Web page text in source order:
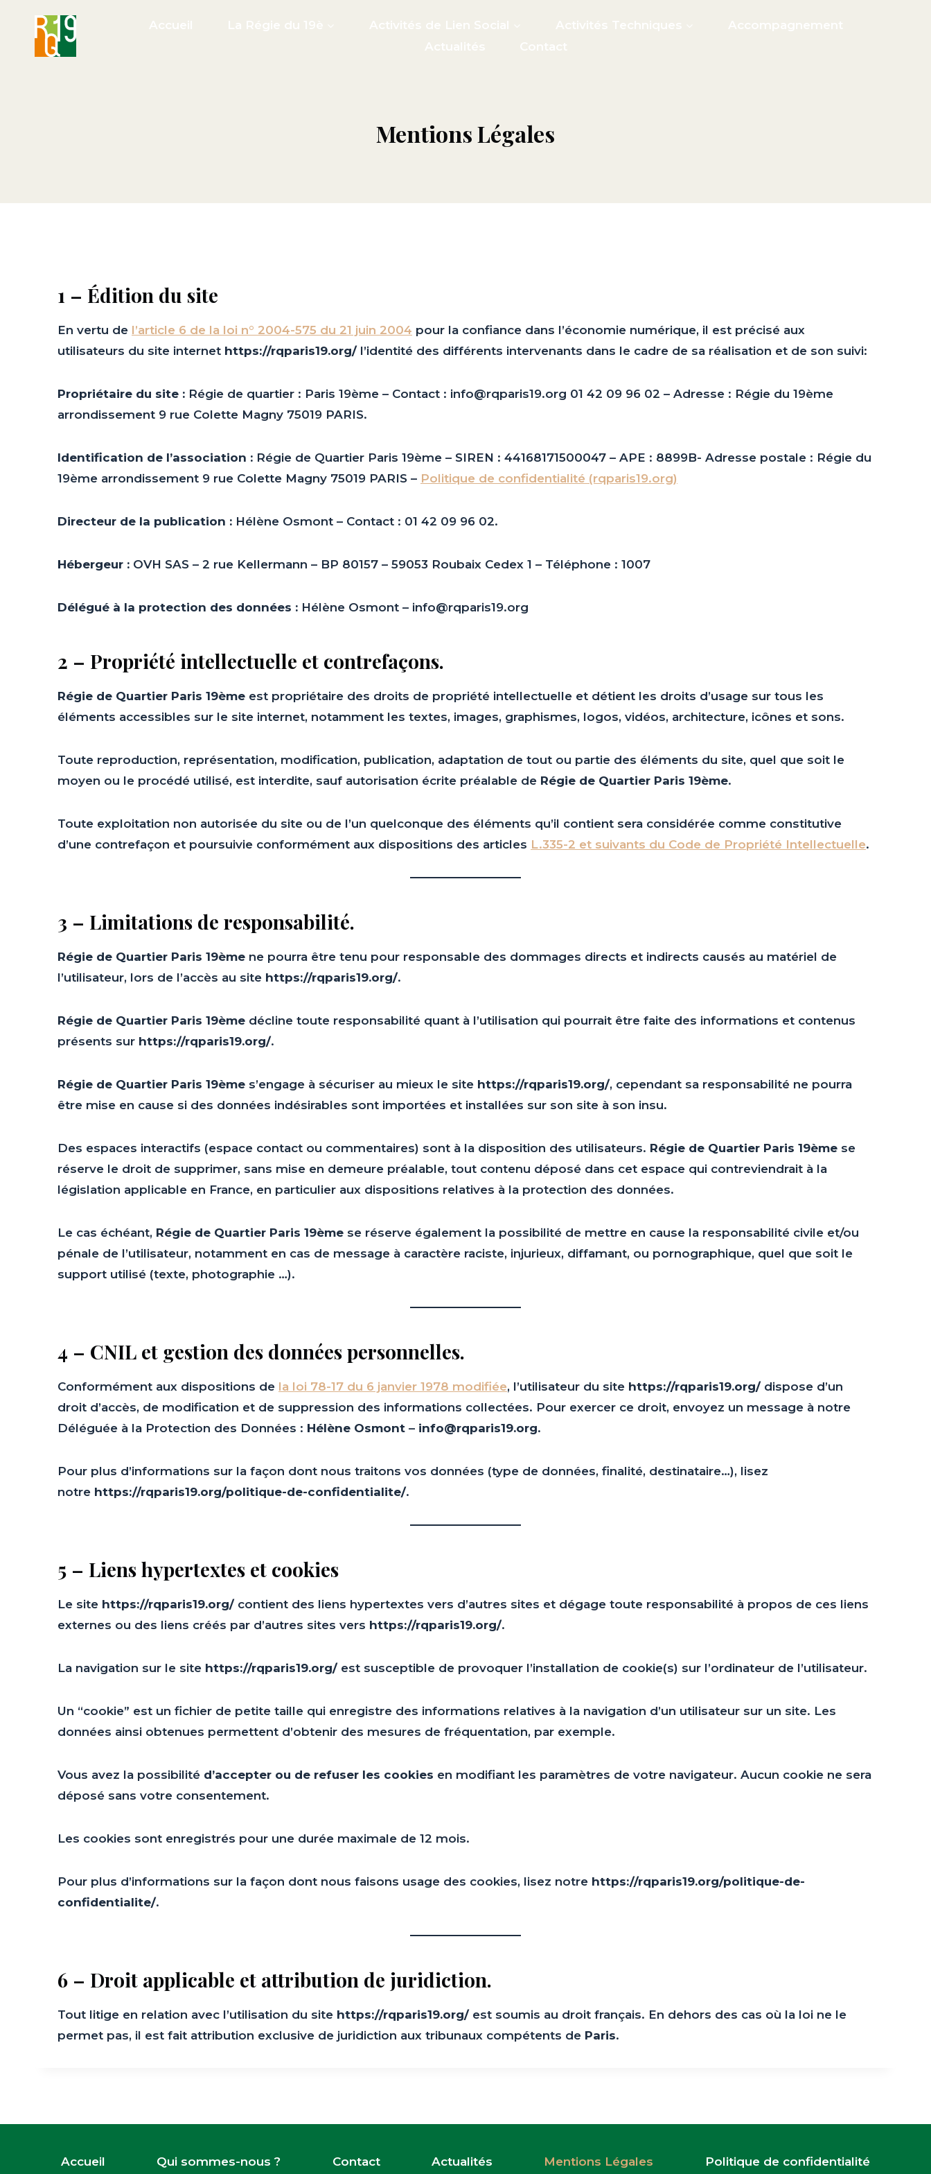
content
Mentions Légales
1 – Édition du site
En vertu de l’article 6 de la loi n° 2004-575 du 21 juin 2004 pour la confiance dans l’économie numérique, il est précisé aux
utilisateurs du site internet https://rqparis19.org/ l’identité des différents intervenants dans le cadre de sa réalisation et de son suivi:
Propriétaire du site : Régie de quartier : Paris 19ème – Contact : info@rqparis19.org 01 42 09 96 02 – Adresse : Régie du 19ème
arrondissement 9 rue Colette Magny 75019 PARIS.
Identification de l’association : Régie de Quartier Paris 19ème – SIREN : 44168171500047 – APE : 8899B- Adresse postale : Régie du
19ème arrondissement 9 rue Colette Magny 75019 PARIS – Politique de confidentialité (rqparis19.org)
Directeur de la publication : Hélène Osmont – Contact : 01 42 09 96 02.
Hébergeur : OVH SAS – 2 rue Kellermann – BP 80157 – 59053 Roubaix Cedex 1 – Téléphone : 1007
Délégué à la protection des données : Hélène Osmont – info@rqparis19.org
2 – Propriété intellectuelle et contrefaçons.
Régie de Quartier Paris 19ème est propriétaire des droits de propriété intellectuelle et détient les droits d’usage sur tous les
éléments accessibles sur le site internet, notamment les textes, images, graphismes, logos, vidéos, architecture, icônes et sons.
Toute reproduction, représentation, modification, publication, adaptation de tout ou partie des éléments du site, quel que soit le
moyen ou le procédé utilisé, est interdite, sauf autorisation écrite préalable de Régie de Quartier Paris 19ème.
Toute exploitation non autorisée du site ou de l’un quelconque des éléments qu’il contient sera considérée comme constitutive
d’une contrefaçon et poursuivie conformément aux dispositions des articles L.335-2 et suivants du Code de Propriété Intellectuelle.
3 – Limitations de responsabilité.
Régie de Quartier Paris 19ème ne pourra être tenu pour responsable des dommages directs et indirects causés au matériel de
l’utilisateur, lors de l’accès au site https://rqparis19.org/.
Régie de Quartier Paris 19ème décline toute responsabilité quant à l’utilisation qui pourrait être faite des informations et contenus
présents sur https://rqparis19.org/.
Régie de Quartier Paris 19ème s’engage à sécuriser au mieux le site https://rqparis19.org/, cependant sa responsabilité ne pourra
être mise en cause si des données indésirables sont importées et installées sur son site à son insu.
Des espaces interactifs (espace contact ou commentaires) sont à la disposition des utilisateurs. Régie de Quartier Paris 19ème se
réserve le droit de supprimer, sans mise en demeure préalable, tout contenu déposé dans cet espace qui contreviendrait à la
législation applicable en France, en particulier aux dispositions relatives à la protection des données.
Le cas échéant, Régie de Quartier Paris 19ème se réserve également la possibilité de mettre en cause la responsabilité civile et/ou
pénale de l’utilisateur, notamment en cas de message à caractère raciste, injurieux, diffamant, ou pornographique, quel que soit le
support utilisé (texte, photographie …).
4 – CNIL et gestion des données personnelles.
Conformément aux dispositions de la loi 78-17 du 6 janvier 1978 modifiée, l’utilisateur du site https://rqparis19.org/ dispose d’un
droit d’accès, de modification et de suppression des informations collectées. Pour exercer ce droit, envoyez un message à notre
Déléguée à la Protection des Données : Hélène Osmont – info@rqparis19.org.
Pour plus d’informations sur la façon dont nous traitons vos données (type de données, finalité, destinataire…), lisez
notre https://rqparis19.org/politique-de-confidentialite/.
5 – Liens hypertextes et cookies
Le site https://rqparis19.org/ contient des liens hypertextes vers d’autres sites et dégage toute responsabilité à propos de ces liens
externes ou des liens créés par d’autres sites vers https://rqparis19.org/.
La navigation sur le site https://rqparis19.org/ est susceptible de provoquer l’installation de cookie(s) sur l’ordinateur de l’utilisateur.
Un “cookie” est un fichier de petite taille qui enregistre des informations relatives à la navigation d’un utilisateur sur un site. Les
données ainsi obtenues permettent d’obtenir des mesures de fréquentation, par exemple.
Vous avez la possibilité d’accepter ou de refuser les cookies en modifiant les paramètres de votre navigateur. Aucun cookie ne sera
déposé sans votre consentement.
Les cookies sont enregistrés pour une durée maximale de 12 mois.
Pour plus d’informations sur la façon dont nous faisons usage des cookies, lisez notre https://rqparis19.org/politique-de-
confidentialite/.
6 – Droit applicable et attribution de juridiction.
Tout litige en relation avec l’utilisation du site https://rqparis19.org/ est soumis au droit français. En dehors des cas où la loi ne le
permet pas, il est fait attribution exclusive de juridiction aux tribunaux compétents de Paris.
Accueil Qui sommes-nous ? Contact Actualités Mentions Légales Politique de confidentialité